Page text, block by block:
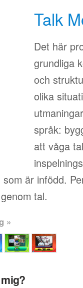
Talk
Det här
grundliga
och
olika
språk:
att våga
är infödd.
tal.
»